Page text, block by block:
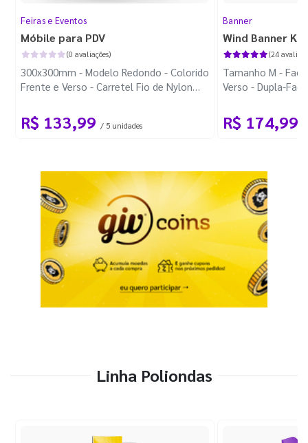
Feiras e Eventos
Móbile para PDV
(0 avaliações)
300x300mm - Modelo Redondo - Colorido
Frente e Verso - Carretel Fio de Nylon
R$ 133,99 / 5 unidades
Banner
Wind Banner
(24
Tamanho M -
Verso - Dupla-
R$ 174,99
Linha Poliondas